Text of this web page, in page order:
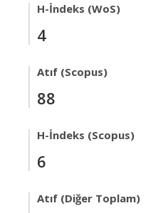
H-İndeks (WoS)
4
Atıf (Scopus)
88
H-İndeks (Scopus)
6
Atıf (Diğer Toplam)